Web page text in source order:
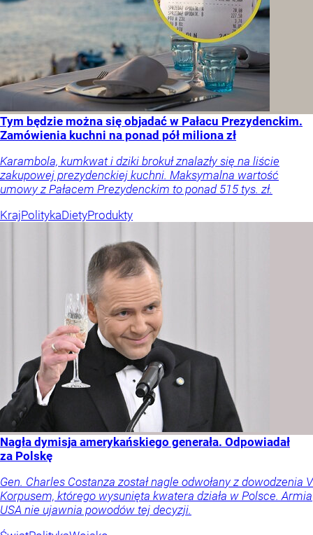
Tym będzie można się objadać w Pałacu Prezydenckim.
Zamówienia kuchni na ponad pół miliona zł
Karambola, kumkwat i dziki brokuł znalazły się na liście
zakupowej prezydenckiej kuchni. Maksymalna wartość
umowy z Pałacem Prezydenckim to ponad 515 tys. zł.
KrajPolitykaDietyProdukty
Nagła dymisja amerykańskiego generała. Odpowiadał
za Polskę
Gen. Charles Costanza został nagle odwołany z dowodzenia V
Korpusem, którego wysunięta kwatera działa w Polsce. Armia
USA nie ujawnia powodów tej decyzji.